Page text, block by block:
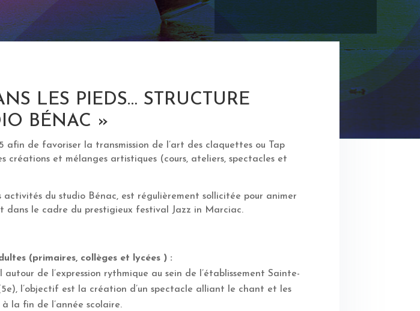
LES PIEDS… STRUCTURE
BÉNAC »
afin de favoriser la transmission de l’art des claquettes ou Tap
créations et mélanges artistiques (cours, ateliers, spectacles et
activités du studio Bénac, est régulièrement sollicitée pour animer
dans le cadre du prestigieux festival Jazz in Marciac.
(primaires, collèges et lycées ) :
de l’expression rythmique au sein de l’établissement Sainte-
e), l’objectif est la création d’un spectacle alliant le chant et les
la fin de l’année scolaire.